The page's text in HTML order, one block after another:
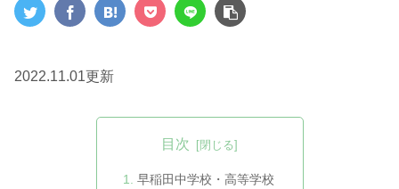
2022.11.01更新
目次
早稲田中学校・高等学校